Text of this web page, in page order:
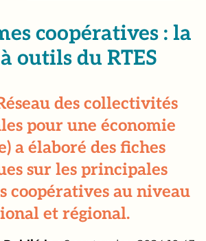
coopératives : la
outils du RTES
des collectivités
pour une économie
a élaboré des fiches
sur les principales
coopératives au niveau
et régional.